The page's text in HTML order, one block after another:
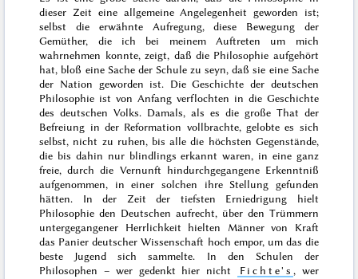
dieser Zeit eine allgemeine Angelegenheit geworden ist;
selbst die erwähnte Aufregung, diese Bewegung der
Gemüther, die ich bei meinem Auftreten um mich
wahrnehmen konnte, zeigt, daß die Philosophie aufgehört
hat, bloß eine Sache der Schule zu seyn, daß sie eine Sache
der Nation geworden ist. Die Geschichte der deutschen
Philosophie ist von Anfang verflochten in die Geschichte
des deutschen Volks. Damals, als es die große That der
Befreiung in der Reformation vollbrachte, gelobte es sich
selbst, nicht zu ruhen, bis alle die höchsten Gegenstände,
die bis dahin nur blindlings erkannt waren, in eine ganz
freie, durch die Vernunft hindurchgegangene Erkenntniß
aufgenommen, in einer solchen ihre Stellung gefunden
hätten. In der Zeit der tiefsten Erniedrigung hielt
Philosophie den Deutschen aufrecht, über den Trümmern
untergegangener Herrlichkeit hielten Männer von Kraft
das Panier deutscher Wissenschaft hoch empor, um das die
beste Jugend sich sammelte. In den Schulen der
Philosophen – wer gedenkt hier nicht
Fichte's , wer